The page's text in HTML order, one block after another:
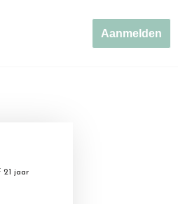
Aanmelden
21 jaar